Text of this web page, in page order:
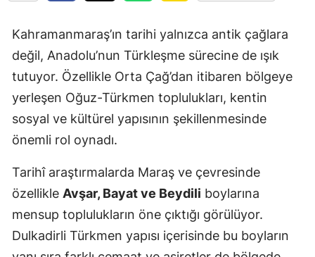
Kahramanmaraş’ın tarihi yalnızca antik çağlara
değil, Anadolu’nun Türkleşme sürecine de ışık
tutuyor. Özellikle Orta Çağ’dan itibaren bölgeye
yerleşen Oğuz-Türkmen toplulukları, kentin
sosyal ve kültürel yapısının şekillenmesinde
önemli rol oynadı.
Tarihî araştırmalarda Maraş ve çevresinde
özellikle Avşar, Bayat ve Beydili boylarına
mensup toplulukların öne çıktığı görülüyor.
Dulkadirli Türkmen yapısı içerisinde bu boyların